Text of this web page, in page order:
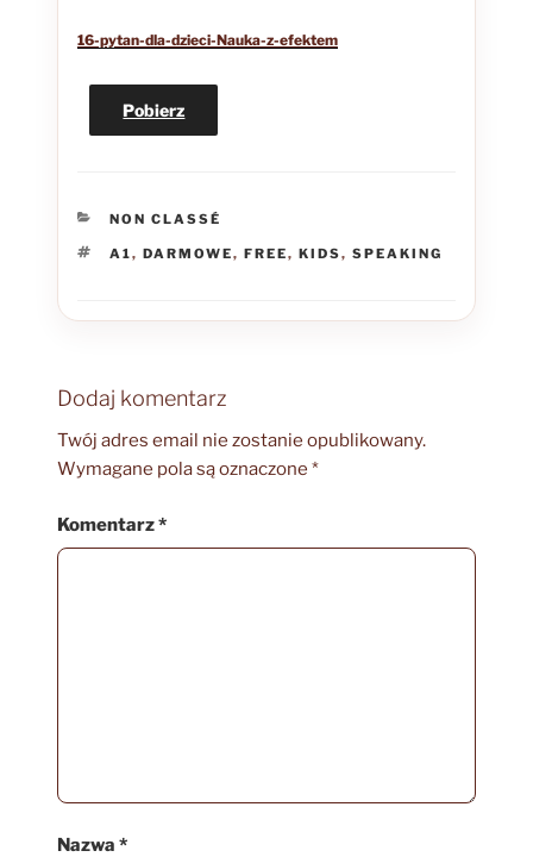
16-pytan-dla-dzieci-Nauka-z-efektem
Pobierz
KATEGORIE
NON CLASSÉ
TAGI
A1,DARMOWE,FREE,KIDS,SPEAKING
Dodaj komentarz
Twój adres email nie zostanie opublikowany.
Wymagane pola są oznaczone *
Komentarz*
Nazwa *